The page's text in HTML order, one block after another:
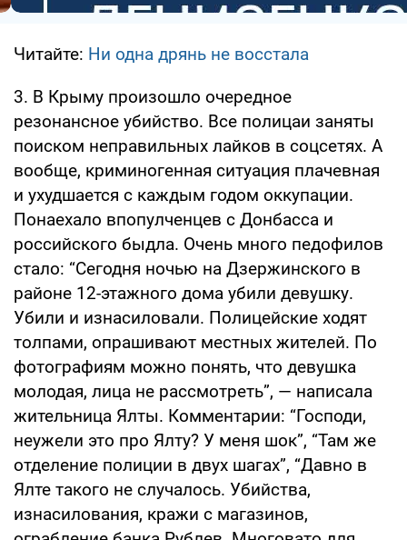
Читайте: Ни одна дрянь не восстала
3. В Крыму произошло очередное
резонансное убийство. Все полицаи заняты
поиском неправильных лайков в соцсетях. А
вообще, криминогенная ситуация плачевная
и ухудшается с каждым годом оккупации.
Понаехало впопулченцев с Донбасса и
российского быдла. Очень много педофилов
стало: “Сегодня ночью на Дзержинского в
районе 12-этажного дома убили девушку.
Убили и изнасиловали. Полицейские ходят
толпами, опрашивают местных жителей. По
фотографиям можно понять, что девушка
молодая, лица не рассмотреть”, — написала
жительница Ялты. Комментарии: “Господи,
неужели это про Ялту? У меня шок”, “Там же
отделение полиции в двух шагах”, “Давно в
Ялте такого не случалось. Убийства,
изнасилования, кражи с магазинов,